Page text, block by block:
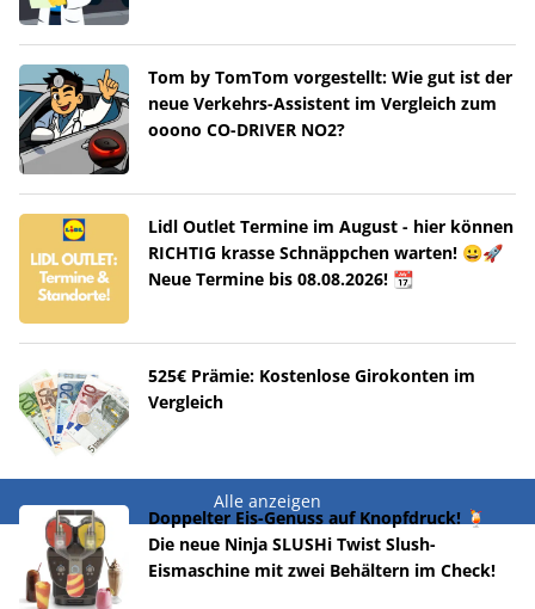
Tom by TomTom vorgestellt: Wie gut ist der
neue Verkehrs-Assistent im Vergleich zum
ooono CO-DRIVER NO2?
Lidl Outlet Termine im August - hier können
RICHTIG krasse Schnäppchen warten! 😀🚀
Neue Termine bis 08.08.2026! 📆
525€ Prämie: Kostenlose Girokonten im
Vergleich
Alle anzeigen
Doppelter Eis-Genuss auf Knopfdruck! 🍹
Die neue Ninja SLUSHi Twist Slush-
Eismaschine mit zwei Behältern im Check!